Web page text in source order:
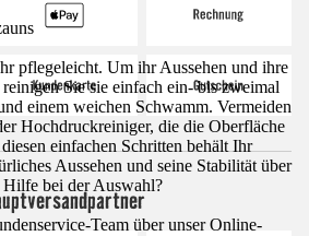
pflegeleicht. Um ihr Aussehen und ihre
Sie sie einfach ein- bis zweimal
einem weichen Schwamm. Vermeiden
Hochdruckreiniger, die die Oberfläche
einfachen Schritten behält Ihr
Aussehen und seine Stabilität über
Hilfe bei der Auswahl?
Team über unser Online-